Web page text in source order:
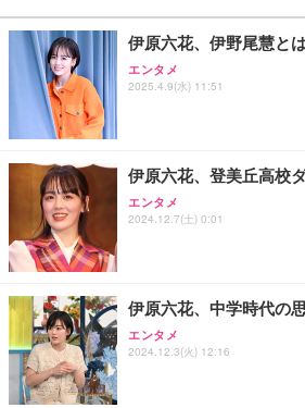
伊原六花、伊野尾慧と
エンタメ
2025.4.9(水) 11:51
伊原六花、登美丘高校
エンタメ
2024.12.7(土) 0:01
伊原六花、中学時代の
エンタメ
2024.12.3(火) 12:16